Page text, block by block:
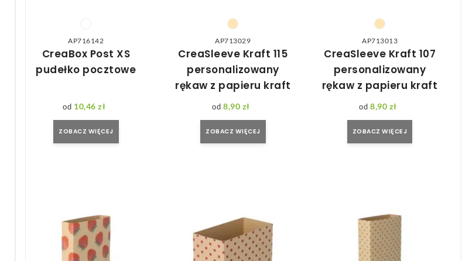
AP716142
CreaBox Post XS
pudełko pocztowe
10,46zł
ZOBACZ WIĘCEJ
AP713029
CreaSleeve Kraft 115
personalizowany
rękaw z papieru kraft
8,90 zł
ZOBACZ WIĘCEJ
AP713013
CreaSleeve Kraft 107
personalizowany
rękaw z papieru kraft
8,90 zł
ZOBACZ WIĘCEJ